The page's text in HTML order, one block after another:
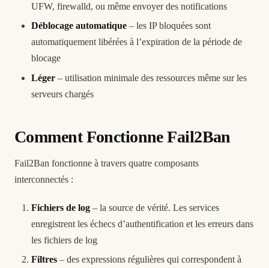
UFW, firewalld, ou même envoyer des notifications
Déblocage automatique – les IP bloquées sont
automatiquement libérées à l’expiration de la période de
blocage
Léger – utilisation minimale des ressources même sur les
serveurs chargés
Comment Fonctionne Fail2Ban
Fail2Ban fonctionne à travers quatre composants
interconnectés :
Fichiers de log – la source de vérité. Les services
enregistrent les échecs d’authentification et les erreurs dans
les fichiers de log
Filtres – des expressions régulières qui correspondent à